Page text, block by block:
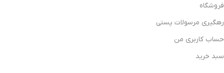
فروشگاه
رهگیری مرسولات پستی
حساب کاربری من
سبد خرید